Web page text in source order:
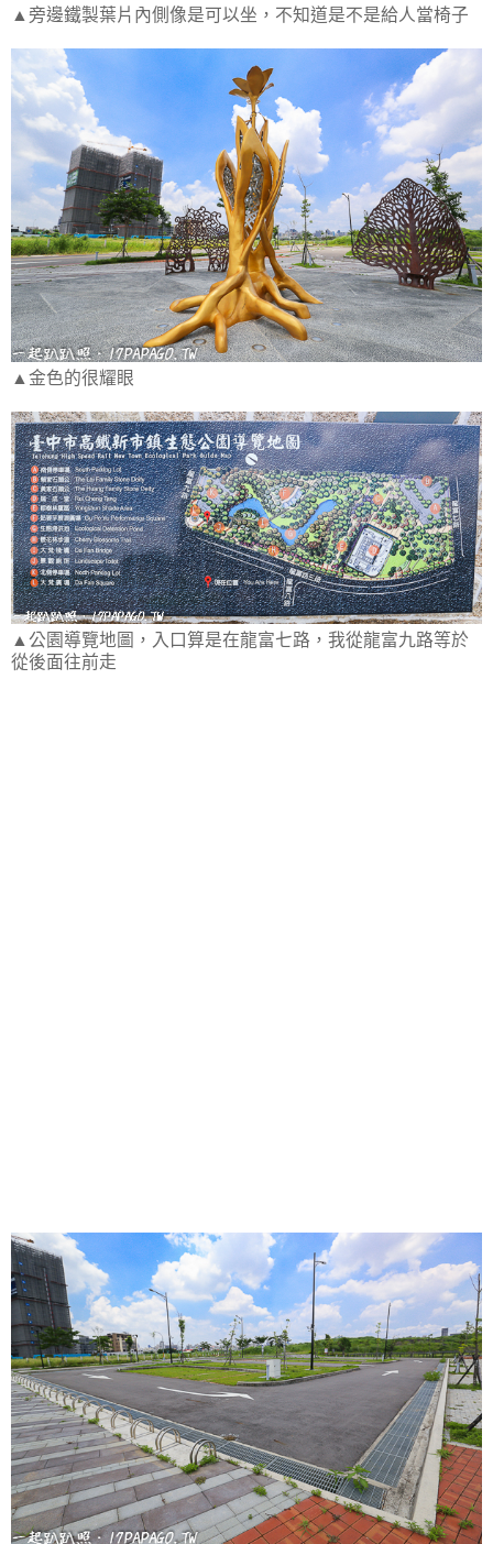
▲旁邊鐵製葉片內側像是可以坐，不知道是不是給人當椅子
▲金色的很耀眼
▲公園導覽地圖，入口算是在龍富七路，我從龍富九路等於
從後面往前走